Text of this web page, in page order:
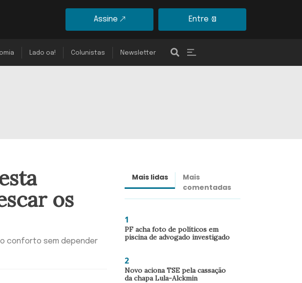
Assine Entre
Lado oa! Colunistas Newsletter
os
conforto sem depender
Mais lidas
Mais
comentadas
1
PF acha foto de políticos em
piscina de advogado investigado
2
Novo aciona TSE pela cassação
da chapa Lula-Alckmin